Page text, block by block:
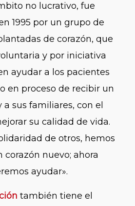
no lucrativo, fue
1995 por un grupo de
de corazón, que
y por iniciativa
ayudar a los pacientes
en proceso de recibir un
a sus familiares, con el
su calidad de vida.
de otros, hemos
corazón nuevo; ahora
ayudar».
también tiene el